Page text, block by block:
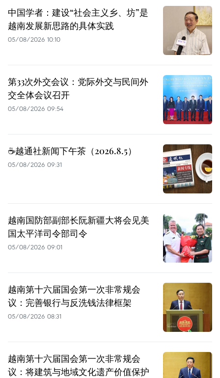
中国学者：建设“社会主义乡、坊”是
越南发展新思路的具体实践
05/08/2026 10:10
第33次外交会议：党际外交与民间外
交全体会议召开
05/08/2026 09:54
☕️越通社新闻下午茶（2026.8.5）
05/08/2026 09:31
越南国防部副部长阮新疆大将会见美
国太平洋司令部司令
05/08/2026 09:01
越南第十六届国会第一次非常规会
议：完善银行与反洗钱法律框架
05/08/2026 08:31
越南第十六届国会第一次非常规会
议：将建筑与地域文化遗产价值保护